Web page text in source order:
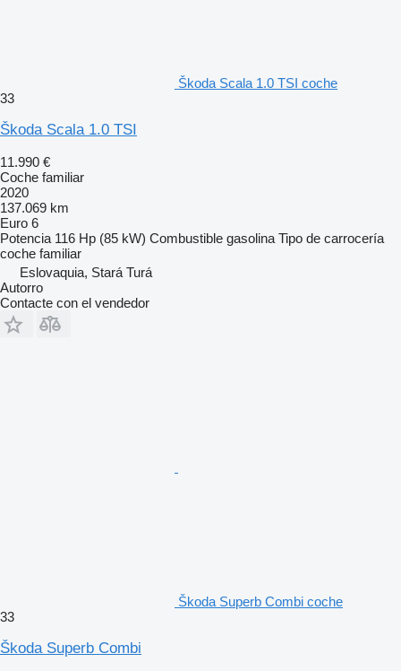
Škoda Scala 1.0 TSI coche
33
Škoda Scala 1.0 TSI
11.990 €
Coche familiar
2020
137.069 km
Euro 6
Potencia 116 Hp (85 kW) Combustible gasolina Tipo de carrocería
coche familiar
Eslovaquia, Stará Turá
Autorro
Contacte con el vendedor
Škoda Superb Combi coche
33
Škoda Superb Combi